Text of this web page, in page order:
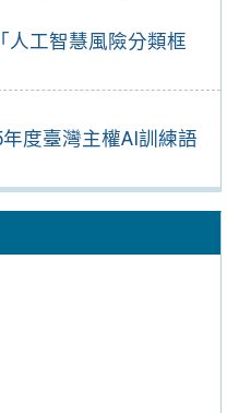
人工智慧風險分類框
度臺灣主權AI訓練語